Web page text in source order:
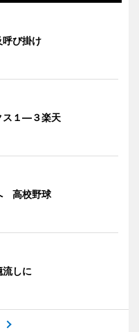
呼び掛け
ス１―３楽天
高校野球
しに